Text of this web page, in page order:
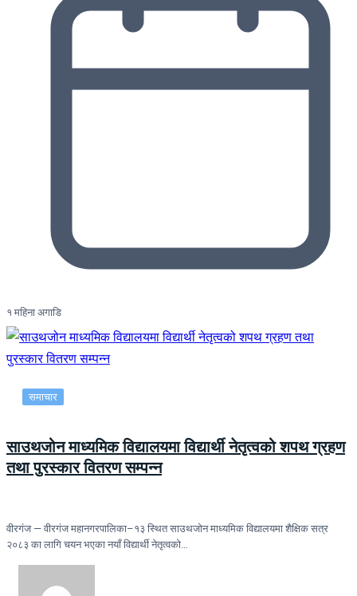
१ महिना अगाडि
समाचार
साउथजोन माध्यमिक विद्यालयमा विद्यार्थी नेतृत्वको शपथ ग्रहण
तथा पुरस्कार वितरण सम्पन्न
वीरगंज — वीरगंज महानगरपालिका–१३ स्थित साउथजोन माध्यमिक विद्यालयमा शैक्षिक सत्र
२०८३ का लागि चयन भएका नयाँ विद्यार्थी नेतृत्वको…